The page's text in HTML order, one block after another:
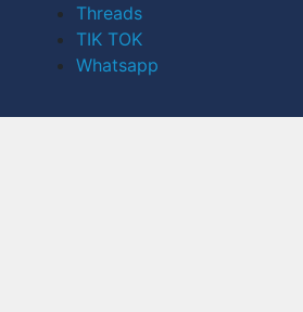
Threads
TIK TOK
Whatsapp